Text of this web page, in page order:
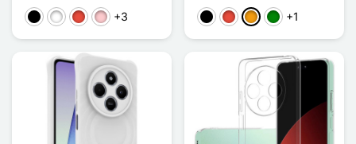
NegroBlancoRojoRosa+3 NegroRojoNaranjaVerde
+1